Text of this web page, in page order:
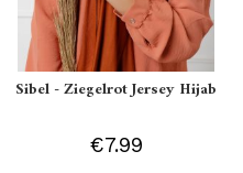
Sibel - Ziegelrot Jersey Hijab
€7.99